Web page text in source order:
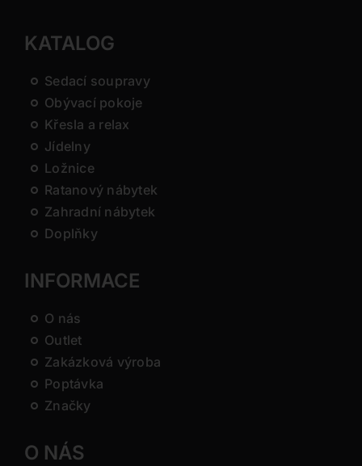
KATALOG
Sedací soupravy
Obývací pokoje
Křesla a relax
Jídelny
Ložnice
Ratanový nábytek
Zahradní nábytek
Doplňky
INFORMACE
O nás
Outlet
Zakázková výroba
Poptávka
Značky
O NÁS